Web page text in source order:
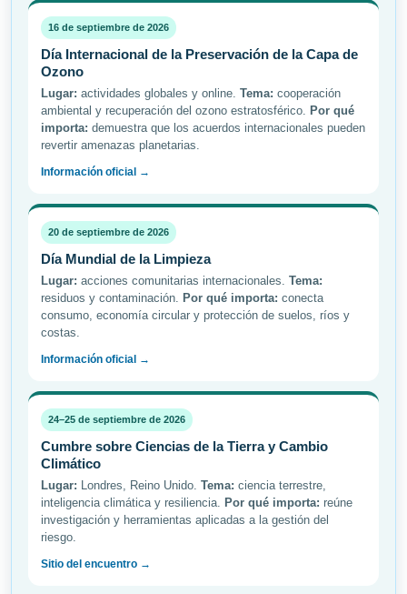
16 de septiembre de 2026
Día Internacional de la Preservación de la Capa de
Ozono
Lugar: actividades globales y online. Tema: cooperación
ambiental y recuperación del ozono estratosférico. Por qué
importa: demuestra que los acuerdos internacionales pueden
revertir amenazas planetarias.
Información oficial →
20 de septiembre de 2026
Día Mundial de la Limpieza
Lugar: acciones comunitarias internacionales. Tema:
residuos y contaminación. Por qué importa: conecta
consumo, economía circular y protección de suelos, ríos y
costas.
Información oficial →
24–25 de septiembre de 2026
Cumbre sobre Ciencias de la Tierra y Cambio
Climático
Lugar: Londres, Reino Unido. Tema: ciencia terrestre,
inteligencia climática y resiliencia. Por qué importa: reúne
investigación y herramientas aplicadas a la gestión del
riesgo.
Sitio del encuentro →